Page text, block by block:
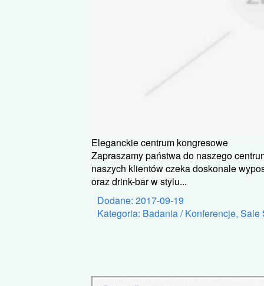
Eleganckie centrum kongresowe
Zapraszamy państwa do naszego
naszych klientów czeka doskonale
oraz drink-bar w stylu...
Dodane: 2017-09-19
Kategoria: Badania / Konferencje,